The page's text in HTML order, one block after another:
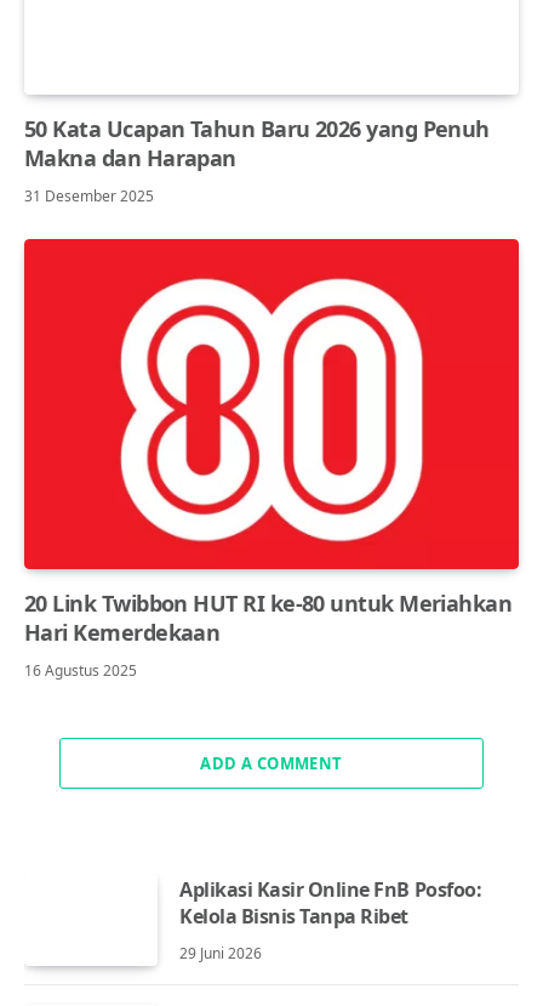
50 Kata Ucapan Tahun Baru 2026 yang Penuh
Makna dan Harapan
31 Desember 2025
20 Link Twibbon HUT RI ke-80 untuk Meriahkan
Hari Kemerdekaan
16 Agustus 2025
ADD A COMMENT
Aplikasi Kasir Online FnB Posfoo:
Kelola Bisnis Tanpa Ribet
29 Juni 2026